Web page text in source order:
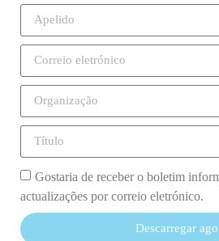
Gostaria de receber o boletim
actualizações por correio eletrónico.
Descarregar